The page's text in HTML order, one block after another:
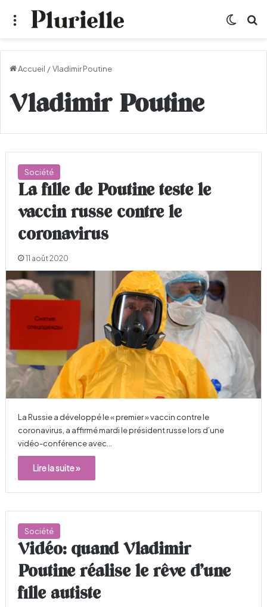
Menu
Accueil /Vladimir Poutine
Vladimir Poutine
Société
La fille de Poutine teste le
vaccin russe contre le
coronavirus
11 août 2020
La Russie a développé le « premier » vaccin contre le
coronavirus, a affirmé mardi le président russe lors d’une
vidéo-conférence avec…
Lire la suite »
Société
Vidéo: quand Vladimir
Poutine réalise le rêve d’une
fille autiste